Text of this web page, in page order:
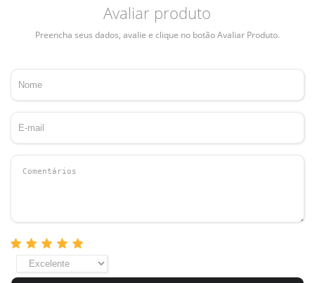
Avaliar produto
Preencha seus dados, avalie e clique no botão Avaliar Produto.